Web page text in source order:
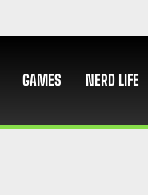
GAMES NERD LIFE